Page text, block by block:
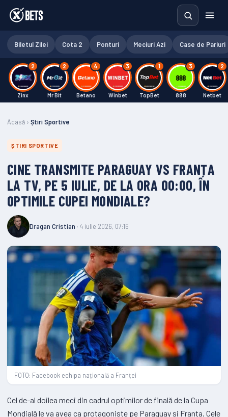
Biletul Zilei Cota 2 Ponturi Meciuri Azi Case de Pariuri
2
Zinx
2
Mr Bit
4
Betano
3
Winbet
1
TopBet
3
888
2
Netbet
Acasă › Știri Sportive
ȘTIRI SPORTIVE
CINE TRANSMITE PARAGUAY VS FRANȚA
LA TV, PE 5 IULIE, DE LA ORA 00:00, ÎN
OPTIMILE CUPEI MONDIALE?
Dragan Cristian · 4 iulie 2026, 07:16
FOTO: Facebook echipa națională a Franței
Cel de-al doilea meci din cadrul optimilor de finală de la Cupa
Mondială le va avea ca protagoniste pe Paraguay și Franța. Cele